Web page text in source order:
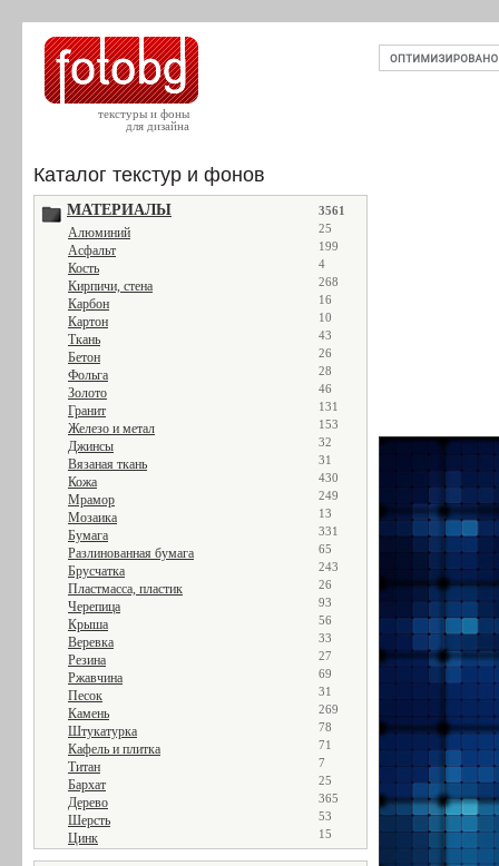
текстуры и фоны
для дизайна
Каталог текстур и фонов
МАТЕРИАЛЫ 3561
Алюминий 25
Асфальт 199
Кость 4
Кирпичи, стена 268
Карбон 16
Картон 10
Ткань 43
Бетон 26
Фольга 28
Золото 46
Гранит 131
Железо и метал 153
Джинсы 32
Вязаная ткань 31
Кожа 430
Мрамор 249
Мозаика 13
Бумага 331
Разлинованная бумага 65
Брусчатка 243
Пластмасса, пластик 26
Черепица 93
Крыша 56
Веревка 33
Резина 27
Ржавчина 69
Песок 31
Камень 269
Штукатурка 78
Кафель и плитка 71
Титан 7
Бархат 25
Дерево 365
Шерсть 53
Цинк 15